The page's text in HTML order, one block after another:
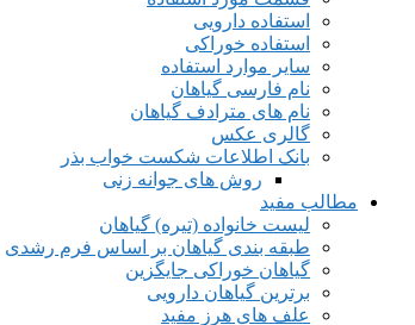
استفاده دارویی
استفاده خوراکی
سایر موارد استفاده
نام فارسی گیاهان
نام های مترادف گیاهان
گالری عکس
بانک اطلاعات شکست خواب بذر
روش های جوانه زنی
مطالب مفید
لیست خانواده (تیره) گیاهان
طبقه بندی گیاهان بر اساس فرم رشدی
گیاهان خوراکی جایگزین
برترین گیاهان دارویی
علف های هرز مفید